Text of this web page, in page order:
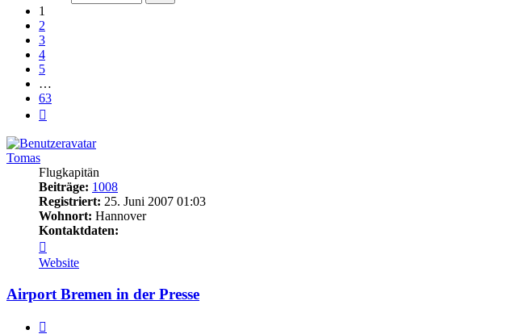
1
2
3
4
5
…
63
Tomas
Flugkapitän
Beiträge: 1008
Registriert: 25. Juni 2007 01:03
Wohnort: Hannover
Kontaktdaten:
von
Tomas
Website
Airport Bremen in der Presse